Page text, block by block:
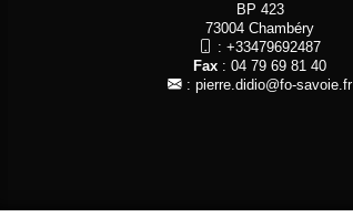
BP 423
73004 Chambéry
: +33479692487
Fax : 04 79 69 81 40
: pierre.didio@fo-savoie.fr